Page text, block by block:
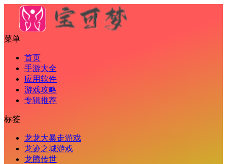
菜单
首页
手游大全
应用软件
游戏攻略
专辑推荐
标签
龙龙大暴走游戏
龙迹之城游戏
龙腾传世